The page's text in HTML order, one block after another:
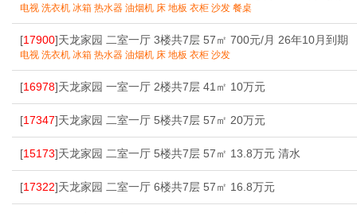
电视 洗衣机 冰箱 热水器 油烟机 床 地板 衣柜 沙发 餐桌
[17900]天龙家园 二室一厅 3楼共7层 57㎡ 700元/月 26年10月到期
电视 洗衣机 冰箱 热水器 油烟机 床 地板 衣柜 沙发
[16978]天龙家园 一室一厅 2楼共7层 41㎡ 10万元
[17347]天龙家园 二室一厅 5楼共7层 57㎡ 20万元
[15173]天龙家园 二室一厅 5楼共7层 57㎡ 13.8万元 清水
[17322]天龙家园 二室一厅 6楼共7层 57㎡ 16.8万元